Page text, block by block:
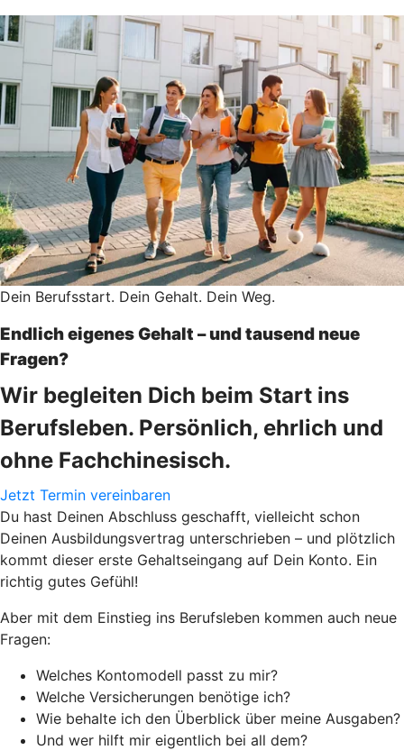
Dein Berufsstart. Dein Gehalt. Dein Weg.
Endlich eigenes Gehalt – und tausend neue
Fragen?
Wir begleiten Dich beim Start ins
Berufsleben. Persönlich, ehrlich und
ohne Fachchinesisch.
Jetzt Termin vereinbaren
Du hast Deinen Abschluss geschafft, vielleicht schon
Deinen Ausbildungsvertrag unterschrieben – und plötzlich
kommt dieser erste Gehaltseingang auf Dein Konto. Ein
richtig gutes Gefühl!
Aber mit dem Einstieg ins Berufsleben kommen auch neue
Fragen:
Welches Kontomodell passt zu mir?
Welche Versicherungen benötige ich?
Wie behalte ich den Überblick über meine Ausgaben?
Und wer hilft mir eigentlich bei all dem?